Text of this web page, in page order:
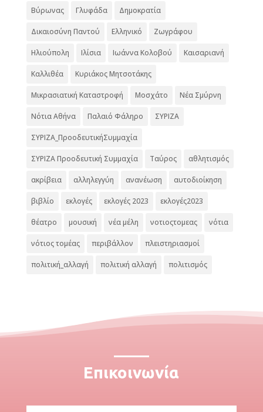
Βύρωνας Γλυφάδα Δημοκρατία
Δικαιοσύνη Παντού Ελληνικό Ζωγράφου
Ηλιούπολη Ιλίσια Ιωάννα Κολοβού Καισαριανή
Καλλιθέα Κυριάκος Μητσοτάκης
Μικρασιατική Καταστροφή Μοσχάτο Νέα Σμύρνη
Νότια Αθήνα Παλαιό Φάληρο ΣΥΡΙΖΑ
ΣΥΡΙΖΑ_ΠροοδευτικήΣυμμαχία
ΣΥΡΙΖΑ Προοδευτική Συμμαχία Ταύρος αθλητισμός
ακρίβεια αλληλεγγύη ανανέωση αυτοδιοίκηση
βιβλίο εκλογές εκλογές 2023 εκλογές2023
θέατρο μουσική νέα μέλη νοτιοςτομεας νότια
νότιος τομέας περιβάλλον πλειστηριασμοί
πολιτική_αλλαγή πολιτική αλλαγή πολιτισμός
Επικοινωνία